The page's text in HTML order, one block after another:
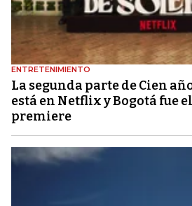
ENTRETENIMIENTO
La segunda parte de Cien
está en Netflix y Bogotá fue
premiere